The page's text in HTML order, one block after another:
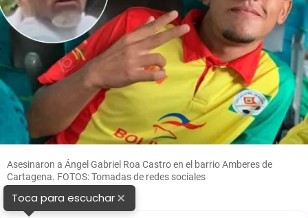
Asesinaron a Ángel Gabriel Roa Castro en el barrio Amberes de
Cartagena. FOTOS: Tomadas de redes sociales
Toca para escuchar×